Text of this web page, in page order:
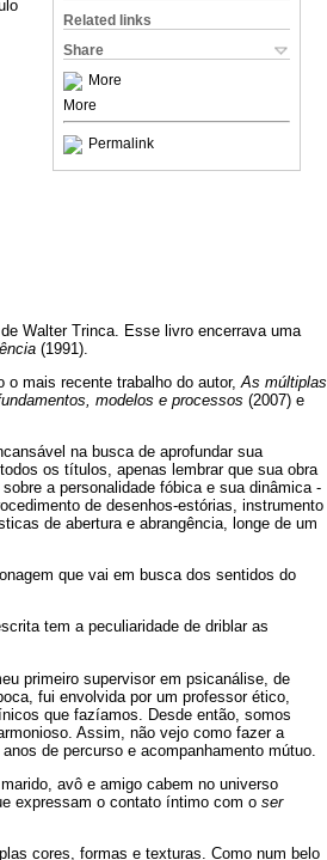
Related links
Share
More
More
Permalink
de Walter Trinca. Esse livro encerrava uma
(1991).
mais recente trabalho do autor, As múltiplas
modelos e processos (2007) e
na busca de aprofundar sua
os títulos, apenas lembrar que sua obra
a personalidade fóbica e sua dinâmica -
de desenhos-estórias, instrumento
de abertura e abrangência, longe de um
que vai em busca dos sentidos do
tem a peculiaridade de driblar as
primeiro supervisor em psicanálise, de
fui envolvida por um professor ético,
que fazíamos. Desde então, somos
Assim, não vejo como fazer a
de percurso e acompanhamento mútuo.
avô e amigo cabem no universo
expressam o contato íntimo com o ser
cores, formas e texturas. Como num belo